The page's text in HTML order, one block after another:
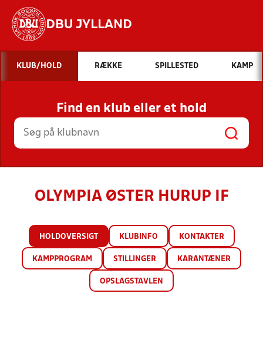
DBU JYLLAND
Hvad vil du søge efter?
INDHOLD OG NYHEDER
STILLINGER, RESULTATER, KLUBBER OG
HOLD
KLUB/HOLD RÆKKE SPILLESTED KAMP
Find en klub eller et hold
OLYMPIA ØSTER HURUP IF
HOLDOVERSIGT KLUBINFO KONTAKTER
KAMPPROGRAM STILLINGER KARANTÆNER
OPSLAGSTAVLEN